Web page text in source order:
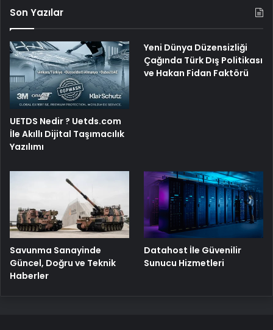
Son Yazılar
UETDS Nedir ? Uetds.com
İle Akıllı Dijital Taşımacılık
Yazılımı
Yeni Dünya Düzensizliği
Çağında Türk Dış Politikası
ve Hakan Fidan Faktörü
Savunma Sanayinde
Güncel, Doğru ve Teknik
Haberler
Datahost İle Güvenilir
Sunucu Hizmetleri